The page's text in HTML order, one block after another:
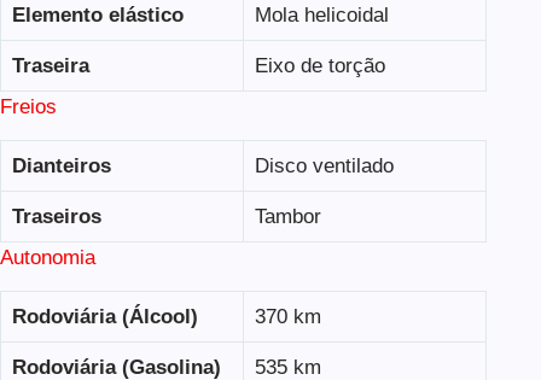
Elemento elástico Mola helicoidal
Traseira
Eixo de torção
Freios
Dianteiros Disco ventilado
Traseiros
Tambor
Autonomia
Rodoviária (Álcool) 370 km
Rodoviária (Gasolina) 535 km